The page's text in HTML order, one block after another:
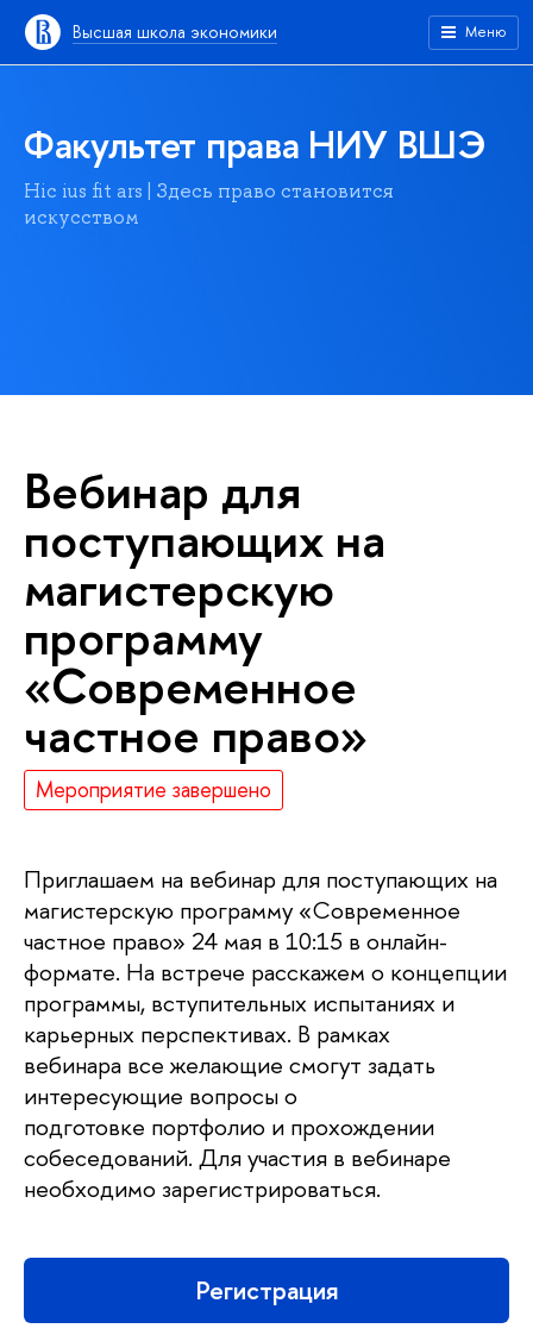
Высшая школа экономики Меню
Факультет права НИУ ВШЭ
Hic ius fit ars | Здесь право становится
искусством
Вебинар для
поступающих на
магистерскую
программу
«Современное
частное право»
Мероприятие завершено
Приглашаем на вебинар для поступающих на
магистерскую программу «Современное
частное право» 24 мая в 10:15 в онлайн-
формате. На встрече расскажем о концепции
программы, вступительных испытаниях и
карьерных перспективах. В рамках
вебинара все желающие смогут задать
интересующие вопросы о
подготовке портфолио и прохождении
собеседований. Для участия в вебинаре
необходимо зарегистрироваться.
Регистрация